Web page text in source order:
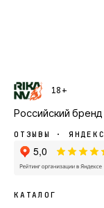
18+
Российский бренд
ОТЗЫВЫ · ЯНДЕКС
КАТАЛОГ